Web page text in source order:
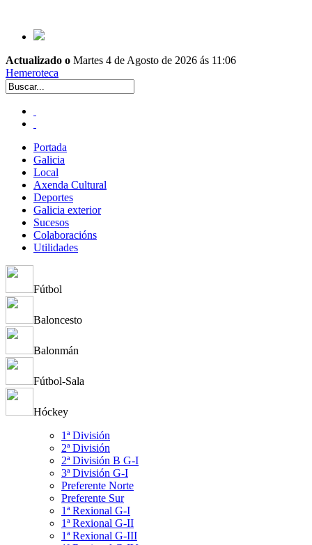
Actualizado o Martes 4 de Agosto de 2026 ás 11:06
Hemeroteca
Portada
Galicia
Local
Axenda Cultural
Deportes
Galicia exterior
Sucesos
Colaboracións
Utilidades
Fútbol
Baloncesto
Balonmán
Fútbol-Sala
Hóckey
1ª División
2ª División
2ª División B G-I
3ª División G-I
Preferente Norte
Preferente Sur
1ª Rexional G-I
1ª Rexional G-II
1ª Rexional G-III